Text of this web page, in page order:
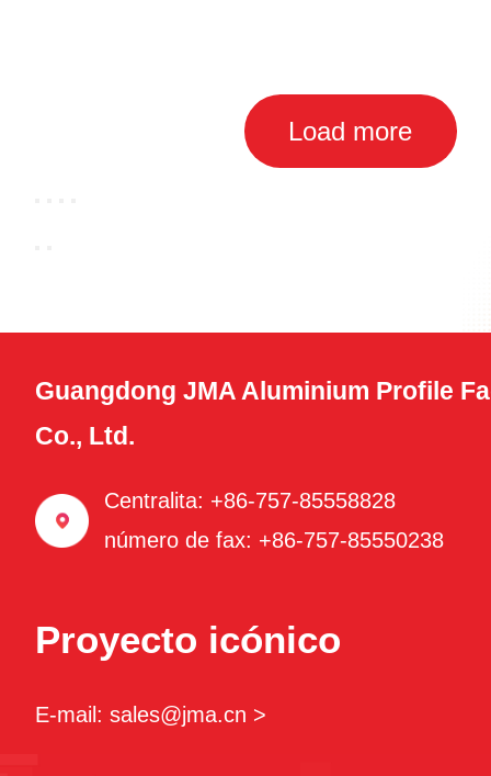
Load more
Guangdong JMA Aluminium Profile
Co., Ltd.
Centralita: +86-757-85558828
número de fax: +86-757-85550238
Proyecto icónico
E-mail: sales@jma.cn >